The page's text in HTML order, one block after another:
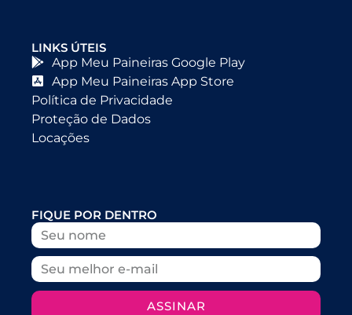
LINKS ÚTEIS
App Meu Paineiras Google Play
App Meu Paineiras App Store
Política de Privacidade
Proteção de Dados
Locações
FIQUE POR DENTRO
ASSINAR